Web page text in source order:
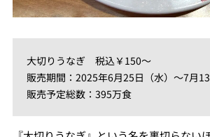
大切りうなぎ 税込￥150～
販売期間：2025年6月25日（水）～7月13
販売予定総数：395万食